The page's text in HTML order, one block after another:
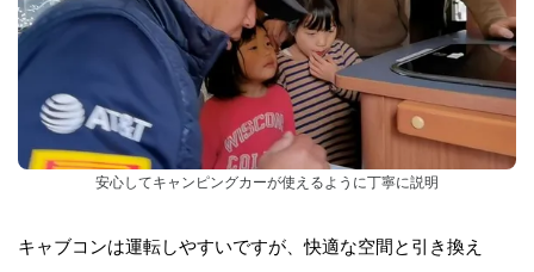
安心してキャンピングカーが使えるように丁寧に説明
キャブコンは運転しやすいですが、快適な空間と引き換え